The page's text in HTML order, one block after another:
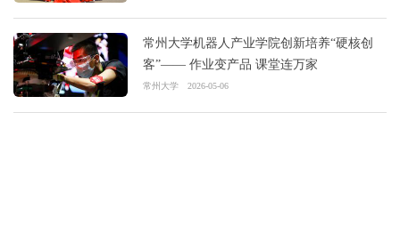
常州大学机器人产业学院创新培养“硬核创
客”—— 作业变产品 课堂连万家
常州大学 2026-05-06